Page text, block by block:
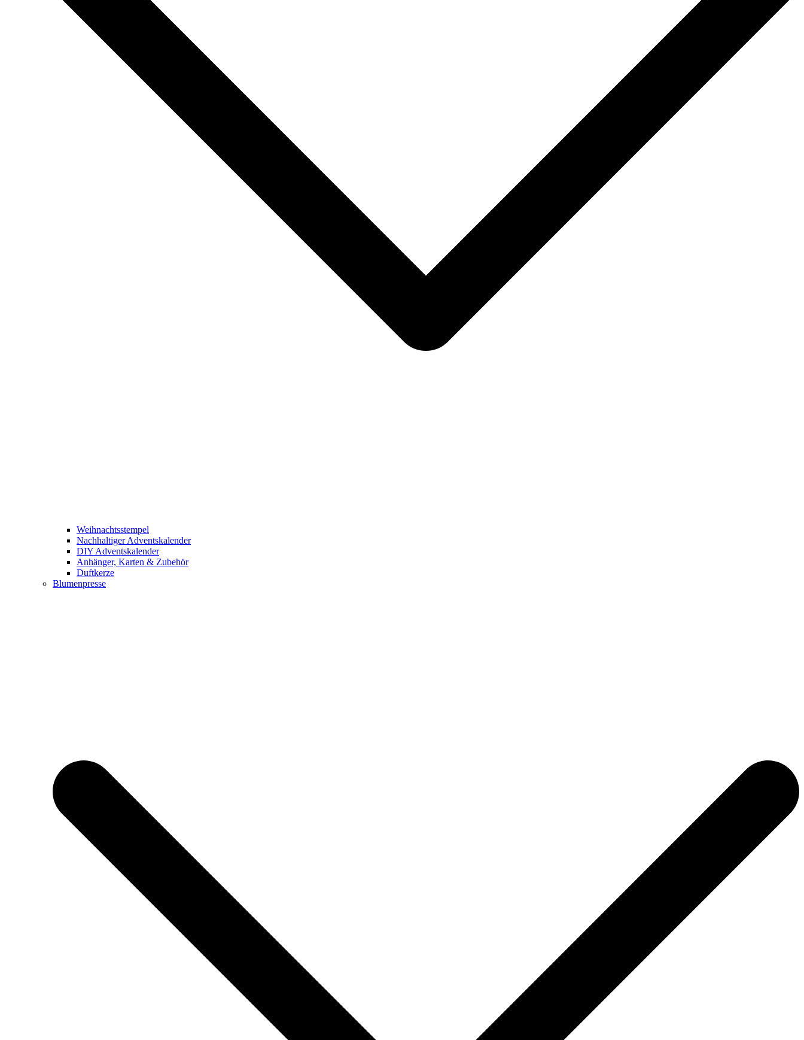
Weihnachtsstempel
Nachhaltiger Adventskalender
DIY Adventskalender
Anhänger, Karten & Zubehör
Duftkerze
Blumenpresse